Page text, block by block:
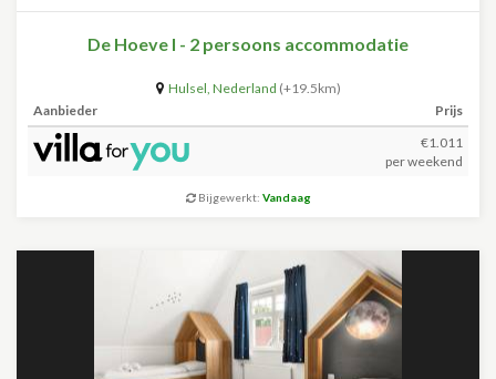
De Hoeve I - 2 persoons accommodatie
Hulsel, Nederland (+19.5km)
Aanbieder
Prijs
€1.011
per weekend
Bijgewerkt: Vandaag